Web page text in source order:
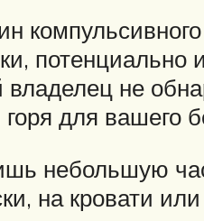
потенциально
не
для вашего
небольшую
на кровати